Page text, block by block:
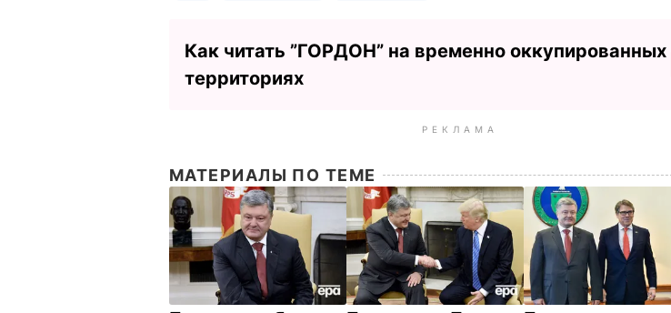
Как читать ”ГОРДОН” на временно оккупированных
территориях
РЕКЛАМА
МАТЕРИАЛЫ ПО ТЕМЕ